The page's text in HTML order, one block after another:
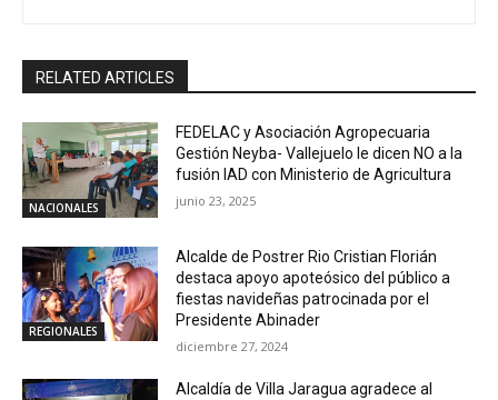
RELATED ARTICLES
NACIONALES
FEDELAC y Asociación Agropecuaria
Gestión Neyba- Vallejuelo le dicen NO a la
fusión IAD con Ministerio de Agricultura
junio 23, 2025
REGIONALES
Alcalde de Postrer Rio Cristian Florián
destaca apoyo apoteósico del público a
fiestas navideñas patrocinada por el
Presidente Abinader
diciembre 27, 2024
Alcaldía de Villa Jaragua agradece al